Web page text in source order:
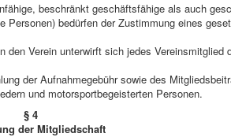
beschränkt geschäftsfähige als auch
bedürfen der Zustimmung eines
Verein unterwirft sich jedes Vereinsmitglied
der Aufnahmegebühr sowie des
und motorsportbegeisterten Personen.
§ 4
der Mitgliedschaft